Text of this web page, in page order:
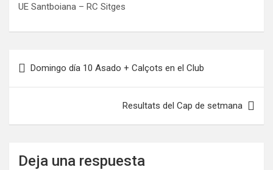
UE Santboiana – RC Sitges
de
Domingo día 10 Asado + Calçots en el Club
Resultats del Cap de setmana
Deja una respuesta